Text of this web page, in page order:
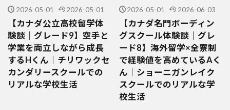
2026-05-01 2026-05-01
【カナダ公立高校留学体
験談｜グレード9】空手と
学業を両立しながら成長
するHくん｜チリワックセ
カンダリースクールでの
リアルな学校生活
2026-05-01 2026-06-03
【カナダ名門ボーディン
グスクール体験談｜グレ
ード8】海外留学×全寮制
で経験値を高めているAく
ん｜ショーニガンレイク
スクールでのリアルな学
校生活